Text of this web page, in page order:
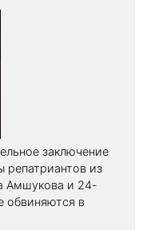
заключение
репатриантов из
Амшукова и 24-
обвиняются в